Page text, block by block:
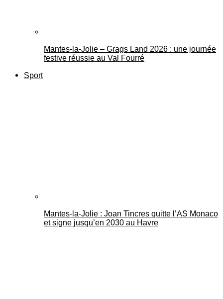
Mantes-la-Jolie – Grags Land 2026 : une journée
festive réussie au Val Fourré
Sport
Mantes-la-Jolie : Joan Tincres quitte l’AS Monaco
et signe jusqu’en 2030 au Havre